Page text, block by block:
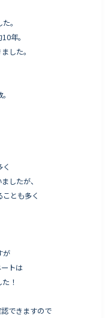
。
年。
した。
したが、
とも多く
が
トは
！
できますので